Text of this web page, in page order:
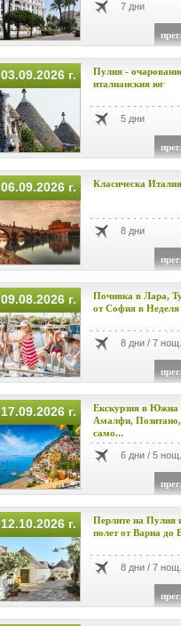
7 дни
03.09.2026 г.
Пулия -
италианския юг
5 дни
06.09.2026 г. Класическа Италия
8 дни
09.08.2026 г.
Почивка в Лара,
от София в
8 дни / 7 нощ.
17.09.2026 г.
Екскурзия в Южна
Амалфи,
само...
6 дни / 5 нощ.
12.10.2026 г.
Перлите на Пулия
полет от Варна до
8 дни / 7 нощ.